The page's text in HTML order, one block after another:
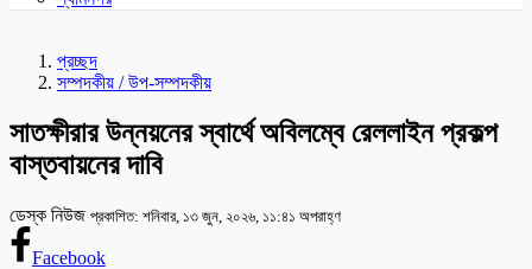
প্রচ্ছদ
সম্পদকীয় / উপ-সম্পদকীয়
সাতক্ষীরার উন্নয়নের স্বার্থে অবিলম্বে রেললাইন প্রকল্প
বাস্তবায়নের দাবি
ডেস্ক নিউজ প্রকাশিত: শনিবার, ১৩ জুন, ২০২৬, ১১:৪১ অপরাহ্ণ
Facebook